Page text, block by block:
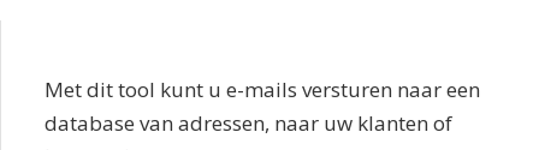
Met dit tool kunt u e-mails versturen naar een
database van adressen, naar uw klanten of